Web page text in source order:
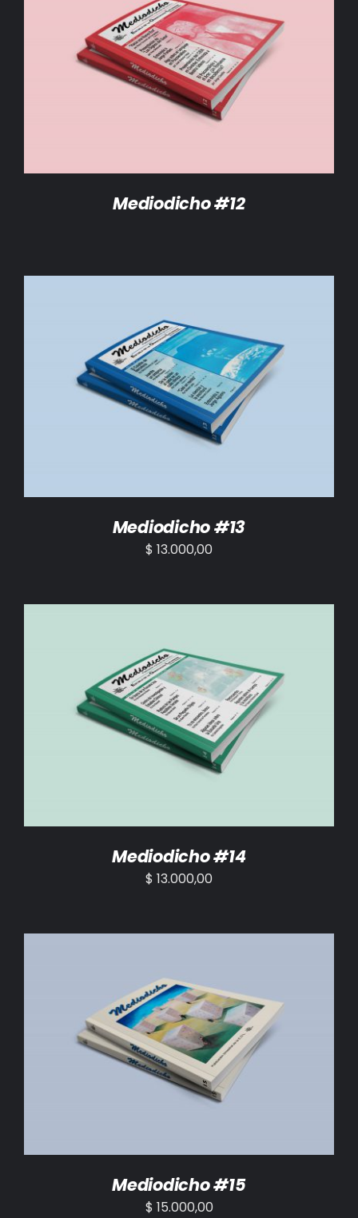
DETALLES
Mediodicho #12
AÑADIR AL CARRITO / DETALLES
Mediodicho #13
$ 13.000,00
AÑADIR AL CARRITO / DETALLES
Mediodicho #14
$ 13.000,00
AÑADIR AL CARRITO / DETALLES
Mediodicho #15
$ 15.000,00